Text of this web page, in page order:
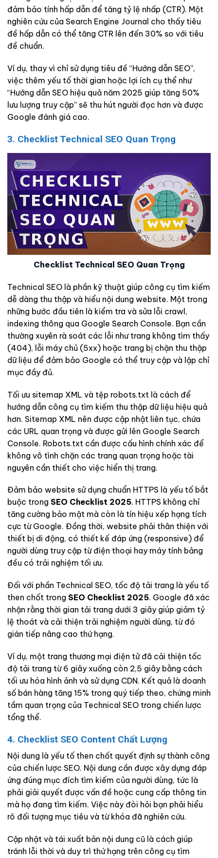
đảm bảo tính hấp dẫn để tăng tỷ lệ nhấp (CTR). Một
nghiên cứu của Search Engine Journal cho thấy tiêu
đề hấp dẫn có thể tăng CTR lên đến 30% so với tiêu
đề chuẩn.
Ví dụ, thay vì chỉ sử dụng tiêu đề “Hướng dẫn SEO”,
việc thêm yếu tố thời gian hoặc lợi ích cụ thể như
“Hướng dẫn SEO hiệu quả năm 2025 giúp tăng 50%
lưu lượng truy cập” sẽ thu hút người đọc hơn và được
Google đánh giá cao.
3. Checklist Technical SEO Quan Trọng
Checklist Technical SEO Quan Trọng
Technical SEO là phần kỹ thuật giúp công cụ tìm kiếm
dễ dàng thu thập và hiểu nội dung website. Một trong
những bước đầu tiên là kiểm tra và sửa lỗi crawl,
indexing thông qua Google Search Console. Bạn cần
thường xuyên rà soát các lỗi như trang không tìm thấy
(404), lỗi máy chủ (5xx) hoặc trang bị chặn thu thập
dữ liệu để đảm bảo Google có thể truy cập và lập chỉ
mục đầy đủ.
Tối ưu sitemap XML và tệp robots.txt là cách để
hướng dẫn công cụ tìm kiếm thu thập dữ liệu hiệu quả
hơn. Sitemap XML nên được cập nhật liên tục, chứa
các URL quan trọng và được gửi lên Google Search
Console. Robots.txt cần được cấu hình chính xác để
không vô tình chặn các trang quan trọng hoặc tài
nguyên cần thiết cho việc hiển thị trang.
Đảm bảo website sử dụng chuẩn HTTPS là yếu tố bắt
buộc trong SEO Checklist 2025. HTTPS không chỉ
tăng cường bảo mật mà còn là tín hiệu xếp hạng tích
cực từ Google. Đồng thời, website phải thân thiện với
thiết bị di động, có thiết kế đáp ứng (responsive) để
người dùng truy cập từ điện thoại hay máy tính bảng
đều có trải nghiệm tối ưu.
Đối với phần Technical SEO, tốc độ tải trang là yếu tố
then chốt trong SEO Checklist 2025. Google đã xác
nhận rằng thời gian tải trang dưới 3 giây giúp giảm tỷ
lệ thoát và cải thiện trải nghiệm người dùng, từ đó
gián tiếp nâng cao thứ hạng.
Ví dụ, một trang thương mại điện tử đã cải thiện tốc
độ tải trang từ 6 giây xuống còn 2,5 giây bằng cách
tối ưu hóa hình ảnh và sử dụng CDN. Kết quả là doanh
số bán hàng tăng 15% trong quý tiếp theo, chứng minh
tầm quan trọng của Technical SEO trong chiến lược
tổng thể.
4. Checklist SEO Content Chất Lượng
Nội dung là yếu tố then chốt quyết định sự thành công
của chiến lược SEO. Nội dung cần được xây dựng đáp
ứng đúng mục đích tìm kiếm của người dùng, tức là
phải giải quyết được vấn đề hoặc cung cấp thông tin
mà họ đang tìm kiếm. Việc này đòi hỏi bạn phải hiểu
rõ đối tượng mục tiêu và từ khóa đã nghiên cứu.
Cập nhật và tái xuất bản nội dung cũ là cách giúp
tránh lỗi thời và duy trì thứ hạng trên công cụ tìm